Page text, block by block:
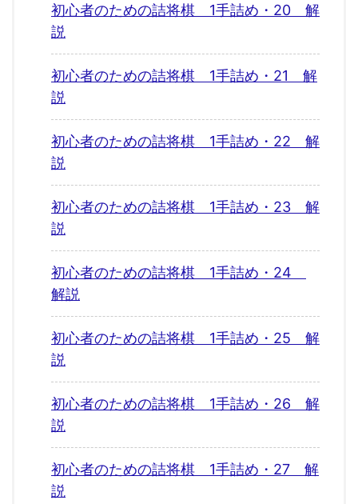
初心者のための詰将棋 1手詰め・20 解
説
初心者のための詰将棋 1手詰め・21 解
説
初心者のための詰将棋 1手詰め・22 解
説
初心者のための詰将棋 1手詰め・23 解
説
初心者のための詰将棋 1手詰め・24
解説
初心者のための詰将棋 1手詰め・25 解
説
初心者のための詰将棋 1手詰め・26 解
説
初心者のための詰将棋 1手詰め・27 解
説